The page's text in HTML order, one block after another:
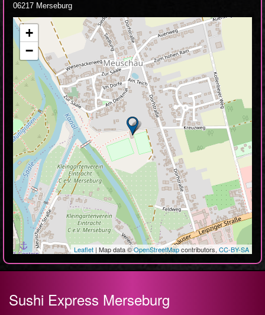
06217 Merseburg
+
−
Leaflet | Map data ©OpenStreetMapcontributors, CC-BY-SA
Sushi Express Merseburg